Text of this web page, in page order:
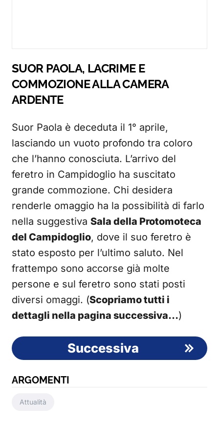
SUOR PAOLA, LACRIME E
COMMOZIONE ALLA CAMERA
ARDENTE
Suor Paola è deceduta il 1° aprile,
lasciando un vuoto profondo tra coloro
che l’hanno conosciuta. L’arrivo del
feretro in Campidoglio ha suscitato
grande commozione. Chi desidera
renderle omaggio ha la possibilità di farlo
nella suggestiva Sala della Protomoteca
del Campidoglio, dove il suo feretro è
stato esposto per l’ultimo saluto. Nel
frattempo sono accorse già molte
persone e sul feretro sono stati posti
diversi omaggi. (Scopriamo tutti i
dettagli nella pagina successiva…)
Successiva
ARGOMENTI
Attualità